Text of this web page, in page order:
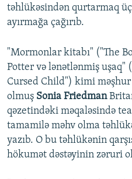
təhlükəsindən qurtarmaq
ayırmağa çağırıb.
"Mormonlar kitabı" ("The
Potter və lənətlənmiş uşaq"
Cursed Child") kimi
olmuş Sonia Friedman
qəzetindəki məqaləsində
tamamilə məhv olma
yazıb. O bu təhlükənin
hökumət dəstəyinin zəruri